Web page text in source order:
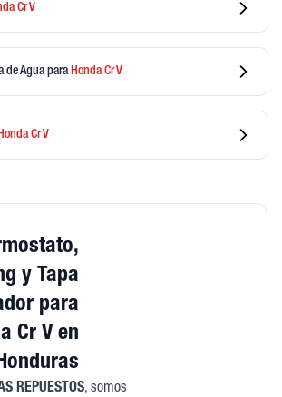
Cr V
de Aguapara HondaCr V
HondaCr V
y Tapa
para
Cr V en
REPUESTOS, somos